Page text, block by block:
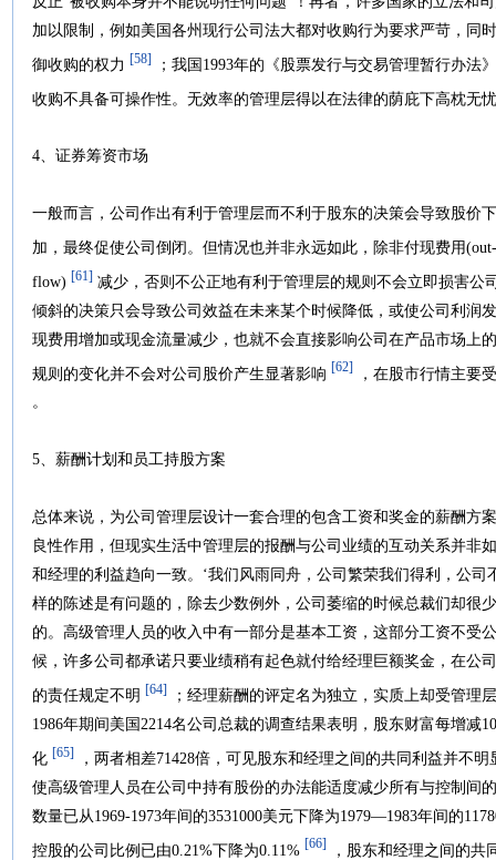
加以限制，例如美国各州现行公司法大都对收购行为要求严苛，同
御收购的权力 [58] ；我国1993年的《股票发行与交易管理暂行办法
收购不具备可操作性。无效率的管理层得以在法律的荫庇下高枕无
4、证券筹资市场
一般而言，公司作出有利于管理层而不利于股东的决策会导致股价
加，最终促使公司倒闭。但情况也并非永远如此，除非付现费用(out-
flow) [61]
减少，否则不公正地有利于管理层的规则不会立即损害公
倾斜的决策只会导致公司效益在未来某个时候降低，或使公司利润
现费用增加或现金流量减少，也就不会直接影响公司在产品市场上
规则的变化并不会对公司股价产生显著影响 [62]
，在股市行情主要
。
5、薪酬计划和员工持股方案
总体来说，为公司管理层设计一套合理的包含工资和奖金的薪酬方
良性作用，但现实生活中管理层的报酬与公司业绩的互动关系并非
和经理的利益趋向一致。‘我们风雨同舟，公司繁荣我们得利，公
样的陈述是有问题的，除去少数例外，公司萎缩的时候总裁们却很
的。高级管理人员的收入中有一部分是基本工资，这部分工资不受
候，许多公司都承诺只要业绩稍有起色就付给经理巨额奖金，在公
的责任规定不明 [64]
；经理薪酬的评定名为独立，实质上却受管理
1986年期间美国2214名公司总裁的调查结果表明，股东财富每增减
化 [65]
，两者相差71428倍，可见股东和经理之间的共同利益并不
使高级管理人员在公司中持有股份的办法能适度减少所有与控制间
数量已从1969-1973年间的3531000美元下降为1979—1983年间的
控股的公司比例已由0.21%下降为0.11% [66] ，股东和经理之间的共